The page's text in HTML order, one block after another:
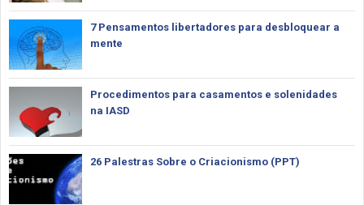
7 Pensamentos libertadores para desbloquear a
mente
Procedimentos para casamentos e solenidades
na IASD
26 Palestras Sobre o Criacionismo (PPT)